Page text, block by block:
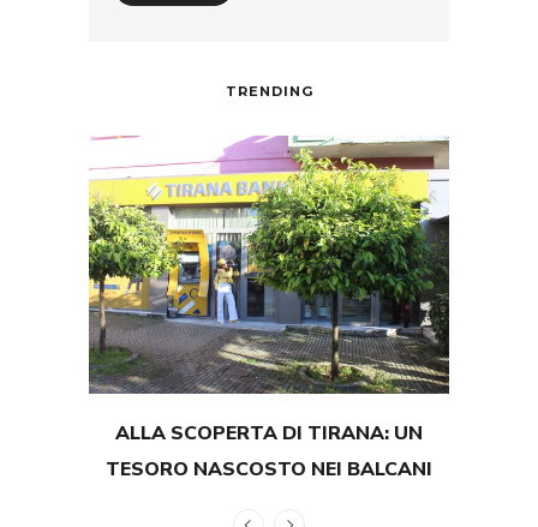
TRENDING
ALLA SCOPERTA DI TIRANA: UN
TESORO NASCOSTO NEI BALCANI